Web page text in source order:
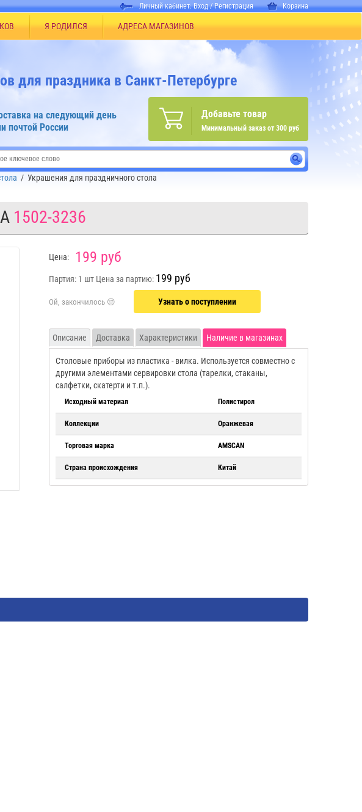
Личный кабинет:Вход/Регистрация Корзина
Я РОДИЛСЯ АДРЕСА МАГАЗИНОВ
для праздника в Санкт-Петербурге
Добавьте товар
Минимальный заказ от 300 руб
на следующий день
почтой России
/ Украшения для праздничного стола
1502-3236
Цена: 199 руб
Партия: 1 шт Цена за партию: 199 руб
Узнать о поступлении
Описание Доставка Характеристики Наличие в магазинах
Столовые приборы из пластика - вилка. Используется совместно с
другими элементами сервировки стола (тарелки, стаканы,
салфетки, скатерти и т.п.).
Исходный материал Полистирол
Коллекции Оранжевая
Торговая марка AMSCAN
Страна происхождения Китай